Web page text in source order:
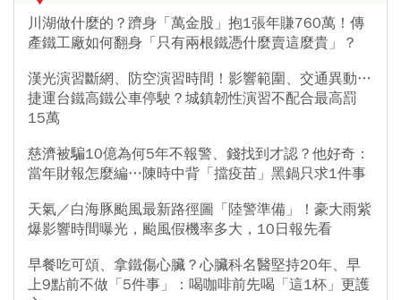
川湖做什麼的？躋身「萬金股」抱1張年賺760萬！傳
產鐵工廠如何翻身「只有兩根鐵憑什麼賣這麼貴」？
漢光演習斷網、防空演習時間！影響範圍、交通異動…
捷運台鐵高鐵公車停駛？城鎮韌性演習不配合最高罰
15萬
慈濟被騙10億為何5年不報警、錢找到才認？他好奇：
當年財報怎麼編…陳時中背「擋疫苗」黑鍋只求1件事
天氣／白海豚颱風最新路徑圖「陸警準備」！豪大雨紫
爆影響時間曝光，颱風假機率多大，10日報先看
早餐吃可頌、拿鐵傷心臟？心臟科名醫堅持20年、早
上9點前不做「5件事」：喝咖啡前先喝「這1杯」更護